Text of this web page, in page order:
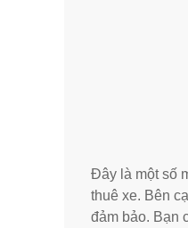
Đây là một số
thuê xe. Bên
đảm bảo. Bạn